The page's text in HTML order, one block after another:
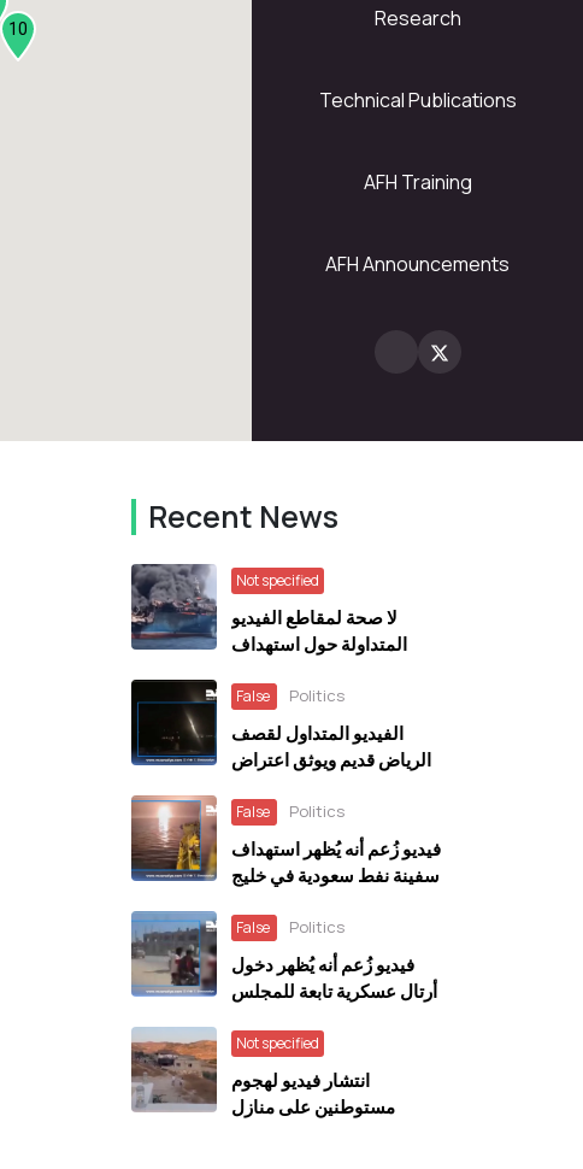
10 Research
Technical Publications
AFH Training
AFH Announcements
Recent News
Not specified
لا صحة لمقاطع الفيديو
المتداولة حول استهداف
False Politics
الفيديو المتداول لقصف
الرياض قديم ويوثق اعتراض
أُطلق باتجاه الرياض عام
2018
False Politics
فيديو زُعم أنه يُظهر استهداف
سفينة نفط سعودية في خليج
في العراق خلال مارس 2026
False Politics
فيديو زُعم أنه يُظهر دخول
أرتال عسكرية تابعة للمجلس
قديم ويعود إلى ديسمبر 2025
Not specified
انتشار فيديو لهجوم
مستوطنين على منازل